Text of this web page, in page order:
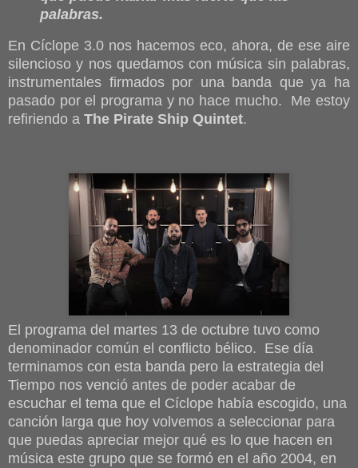
palabras.
En Cíclope 3.0 nos hacemos eco, ahora, de ese aire
silencioso y nos quedamos con música sin palabras,
instrumentales firmados por una banda que ya ha
pasado por el programa y no hace mucho. Me estoy
refiriendo a The Pirate Ship Quintet.
El programa del martes 13 de octubre tuvo como
denominador común el conflicto bélico. Ese día
terminamos con esta banda pero la estrategia del
Tiempo nos venció antes de poder acabar de
escuchar el tema que el Cíclope había escogido, una
canción larga que hoy volvemos a seleccionar para
que puedas apreciar mejor qué es lo que hacen en
música este grupo que se formó en el año 2004, en